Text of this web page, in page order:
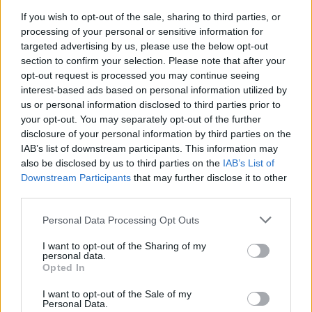
If you wish to opt-out of the sale, sharing to third parties, or
processing of your personal or sensitive information for
targeted advertising by us, please use the below opt-out
section to confirm your selection. Please note that after your
opt-out request is processed you may continue seeing
interest-based ads based on personal information utilized by
us or personal information disclosed to third parties prior to
your opt-out. You may separately opt-out of the further
disclosure of your personal information by third parties on the
IAB’s list of downstream participants. This information may
also be disclosed by us to third parties on the IAB’s List of
Downstream Participants that may further disclose it to other
Personal Data Processing Opt Outs
I want to opt-out of the Sharing of my
personal data.
Opted In
I want to opt-out of the Sale of my
Personal Data.
Ministerstvo životního prostředí aktualizovalo Národní
akční plán adaptace na změnu klimatu
7.8.2026 10:53 (ČTK)
Diskuse: 8
Ministerstvo životního
prostředí (MŽP) dokončilo
návrh aktualizace Národního
akčního plánu adaptace na
změnu klimatu pro období
2026–2030. Na opatření z Operačního fondu životního prostředí
(OPŽP) alokovalo celkem 11,2 miliardy korun. Od roku 2021 už bylo
z fondu částkou 8,6 miliard korun podpořeno 776 projektů
zaměřených na přizpůsobení se změně klimatu, prevenci rizik a
posilování odolnosti vůči klimatickým dopadům.
U Mallorky mělo moře přes rekordních 33 stupňů,
uvádí meteorologové
7.8.2026 10:45 (ČTK
Povrchová teplota moře u
Mallorky ve středu odpoledne